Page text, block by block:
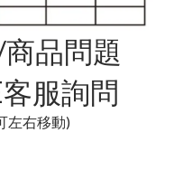
品問題
服詢問
左右移動)